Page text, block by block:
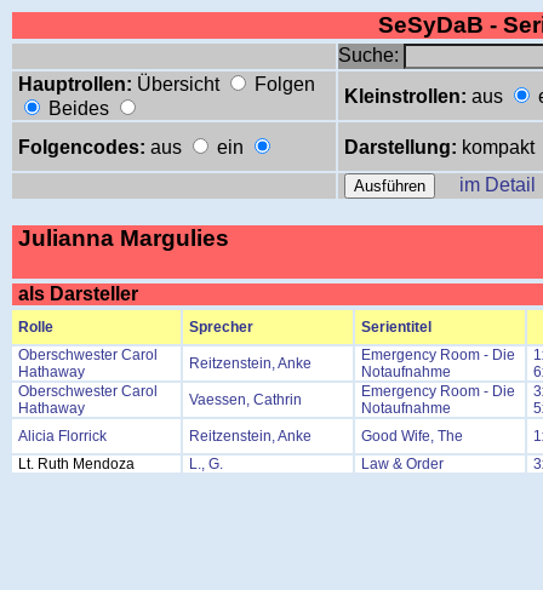
SeSyDaB -
Suche:
Hauptrollen: Übersicht
Folgen
Beides
Kleinstrollen: aus
Folgencodes: aus ein Darstellung: kompakt
im Detail
Julianna Margulies
als Darsteller
Rolle Sprecher
Serientitel
Oberschwester Carol
Hathaway
Reitzenstein, Anke
Emergency Room - Die
Notaufnahme
Oberschwester Carol
Hathaway
Vaessen, Cathrin
Emergency Room - Die
Notaufnahme
Alicia Florrick
Reitzenstein, Anke Good Wife, The
Lt. Ruth Mendoza
L., G. Law & Order